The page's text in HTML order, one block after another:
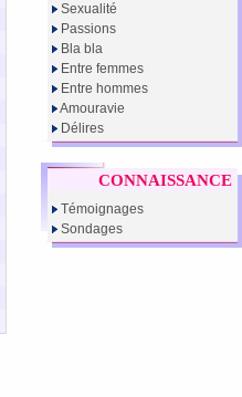
Sexualité
Passions
Bla bla
Entre femmes
Entre hommes
Amouravie
Délires
CONNAISSANCE
Témoignages
Sondages